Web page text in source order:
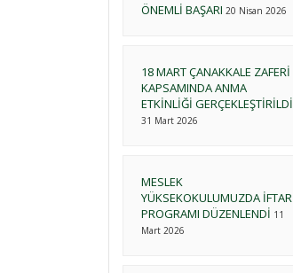
ÖNEMLİ BAŞARI 20 Nisan 2026
18 MART ÇANAKKALE ZAFERİ
KAPSAMINDA ANMA
ETKİNLİĞİ GERÇEKLEŞTİRİLDİ
31 Mart 2026
MESLEK
YÜKSEKOKULUMUZDA İFTAR
PROGRAMI DÜZENLENDİ 11
Mart 2026